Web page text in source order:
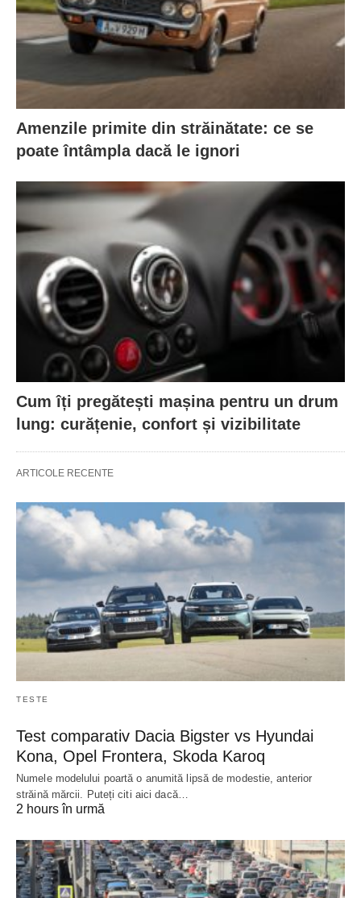
Amenzile primite din străinătate: ce se
poate întâmpla dacă le ignori
Cum îți pregătești mașina pentru un drum
lung: curățenie, confort și vizibilitate
ARTICOLE RECENTE
TESTE
Test comparativ Dacia Bigster vs Hyundai
Kona, Opel Frontera, Skoda Karoq
Numele modelului poartă o anumită lipsă de modestie, anterior
străină mărcii. Puteți citi aici dacă…
2 hours în urmă